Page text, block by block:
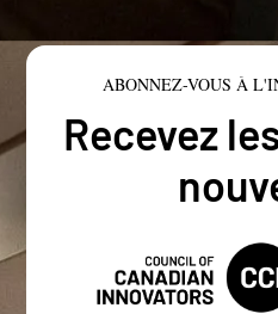
ABONNEZ-VOUS À
Recevez